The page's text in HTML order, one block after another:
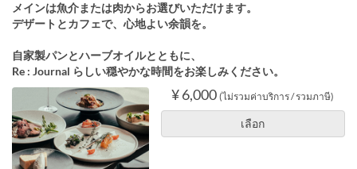
メインは魚介または肉からお選びいただけます。
デザートとカフェで、心地よい余韻を。
自家製パンとハーブオイルとともに、
Re : Journal らしい穏やかな時間をお楽しみください。
¥ 6,000 (ไม่รวมค่าบริการ / รวมภาษี)
เลือก